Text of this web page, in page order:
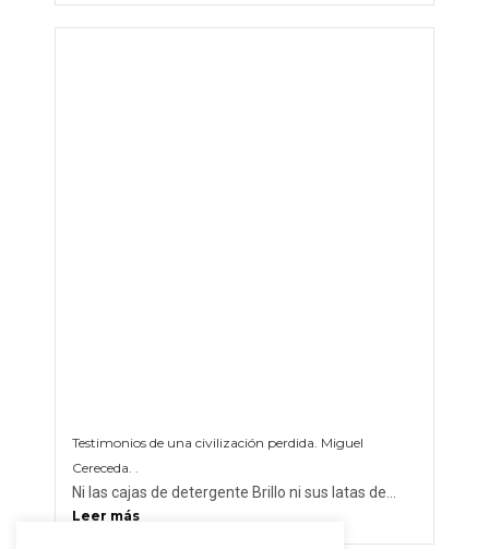
Testimonios de una civilización perdida. Miguel
Cereceda. .
Ni las cajas de detergente Brillo ni sus latas de...
Leer más